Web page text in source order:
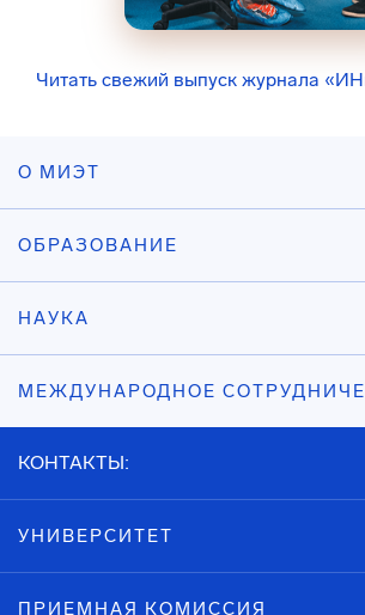
Читать свежий выпуск журнала
О МИЭТ
ОБРАЗОВАНИЕ
НАУКА
МЕЖДУНАРОДНОЕ
КОНТАКТЫ:
УНИВЕРСИТЕТ
ПРИЕМНАЯ КОМИССИЯ